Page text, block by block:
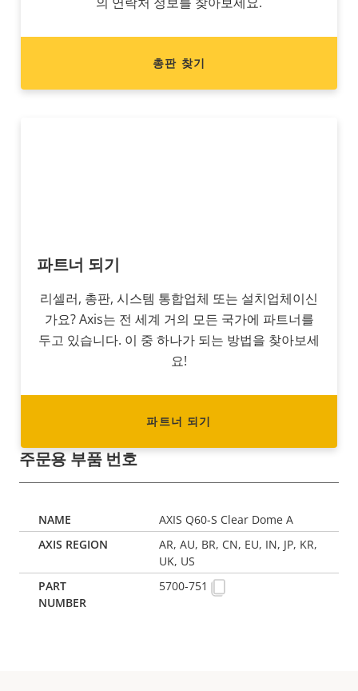
총판 찾기
파트너 되기
리셀러, 총판, 시스템 통합업체 또는 설치업체이신
가요? Axis는 전 세계 거의 모든 국가에 파트너를
두고 있습니다. 이 중 하나가 되는 방법을 찾아보세
요!
파트너 되기
주문용 부품 번호
AXIS Q60-S Clear Dome A
AR, AU, BR, CN, EU, IN, JP, KR,
UK, US
5700-751